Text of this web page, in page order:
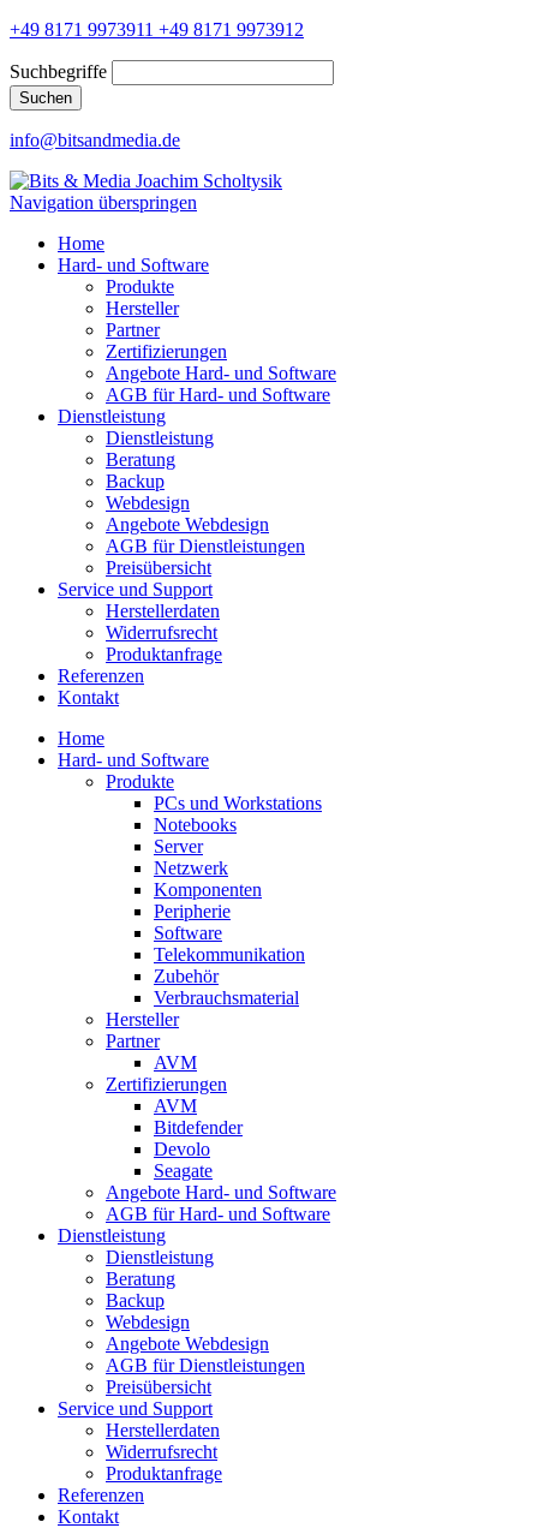
+49 8171 9973911 +49 8171 9973912
Suchbegriffe
Suchen
info@bitsandmedia.de
Navigation überspringen
Home
Hard- und Software
Produkte
Hersteller
Partner
Zertifizierungen
Angebote Hard- und Software
AGB für Hard- und Software
Dienstleistung
Dienstleistung
Beratung
Backup
Webdesign
Angebote Webdesign
AGB für Dienstleistungen
Preisübersicht
Service und Support
Herstellerdaten
Widerrufsrecht
Produktanfrage
Referenzen
Kontakt
Home
Hard- und Software
Produkte
PCs und Workstations
Notebooks
Server
Netzwerk
Komponenten
Peripherie
Software
Telekommunikation
Zubehör
Verbrauchsmaterial
Hersteller
Partner
AVM
Zertifizierungen
AVM
Bitdefender
Devolo
Seagate
Angebote Hard- und Software
AGB für Hard- und Software
Dienstleistung
Dienstleistung
Beratung
Backup
Webdesign
Angebote Webdesign
AGB für Dienstleistungen
Preisübersicht
Service und Support
Herstellerdaten
Widerrufsrecht
Produktanfrage
Referenzen
Kontakt